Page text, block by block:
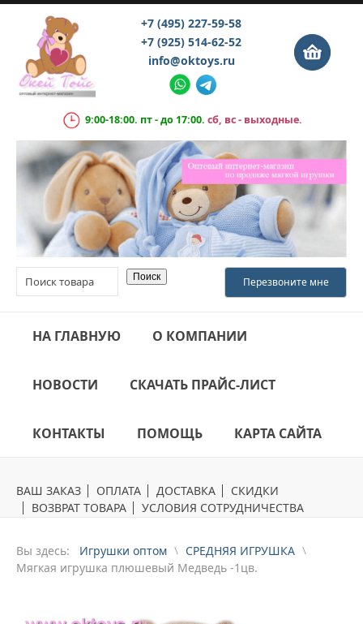
+7 (495) 227-59-58
+7 (925) 514-62-52
info@oktoys.ru
9:00-18:00. пт - до 17:00. сб, вс - выходные.
НА ГЛАВНУЮ О КОМПАНИИ
НОВОСТИ СКАЧАТЬ ПРАЙС-ЛИСТ
КОНТАКТЫ ПОМОЩЬ КАРТА САЙТА
ВАШ ЗАКАЗ ОПЛАТА ДОСТАВКА
СКИДКИ
ВОЗВРАТ ТОВАРА
УСЛОВИЯ СОТРУДНИЧЕСТВА
Вы здесь: Игрушки оптом
СРЕДНЯЯ ИГРУШКА
Mягкая игрушка плюшевый Медведь -1цв.